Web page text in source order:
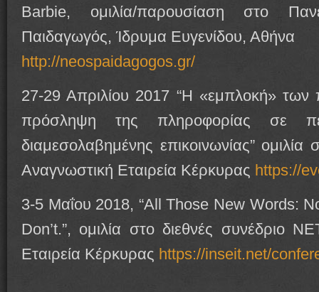
Barbie, ομιλία/παρουσίαση στο
Παιδαγωγός, Ίδρυμα Ευγενίδου, Αθήνα
http://neospaidagogos.gr/
27-29 Απριλίου 2017 “Η «εμπλοκή» των
πρόσληψη της πληροφορίας σε
διαμεσολαβημένης επικοινωνίας”
Αναγνωστική Εταιρεία Κέρκυρας https://
3-5 Μαΐου 2018, “All Those New Words:
Don’t.”, ομιλία στο διεθνές συνέδριο
Εταιρεία Κέρκυρας https://inseit.net/